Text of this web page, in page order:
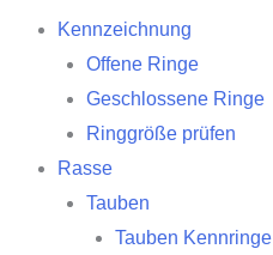
Kennzeichnung
Offene Ringe
Geschlossene Ringe
Ringgröße prüfen
Rasse
Tauben
Tauben Kennringe